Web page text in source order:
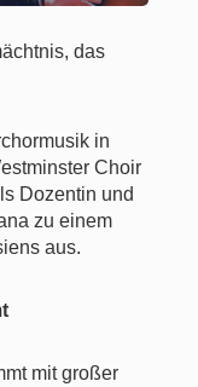
das
in
Choir
Dozentin und
zu einem
aus.
mit großer